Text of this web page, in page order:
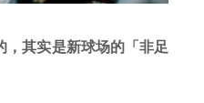
，其实是新球场的「非足